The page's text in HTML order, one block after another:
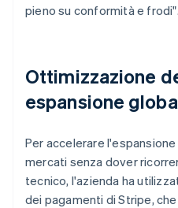
pieno su conformità e frodi".
Ottimizzazione
espansione
Per accelerare
mercati senza dover
tecnico, l'azienda ha
dei pagamenti di Stripe,